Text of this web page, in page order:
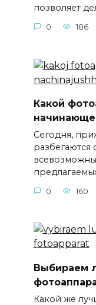
позволяет
0 186
Какой
Сегодня,
разбегаются
0 160
Выбираем
Какой же